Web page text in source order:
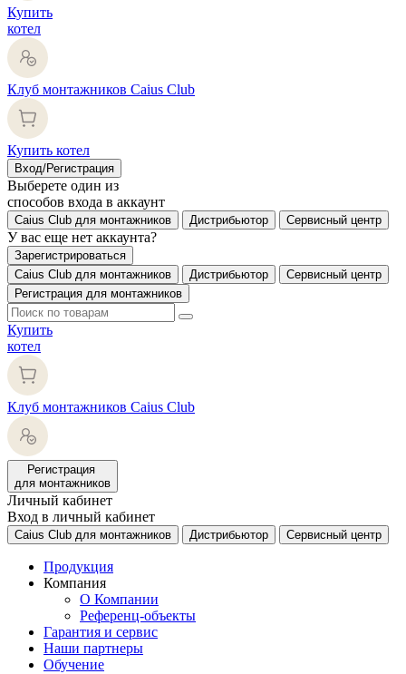
Купить
котел
Клуб монтажников Caius Club
Купить котел
Вход/Регистрация
Выберете один из
способов входа в аккаунт
Caius Club для монтажников Дистрибьютор Сервисный центр
У вас еще нет аккаунта?
Зарегистрироваться
Caius Club для монтажников
Дистрибьютор
Сервисный центр
Регистрация для монтажников
Купить
котел
Клуб монтажников Caius Club
Регистрация
для монтажников
Личный кабинет
Вход в личный кабинет
Caius Club для монтажников Дистрибьютор Сервисный центр
Продукция
Компания
О Компании
Референц-объекты
Гарантия и сервис
Наши партнеры
Обучение